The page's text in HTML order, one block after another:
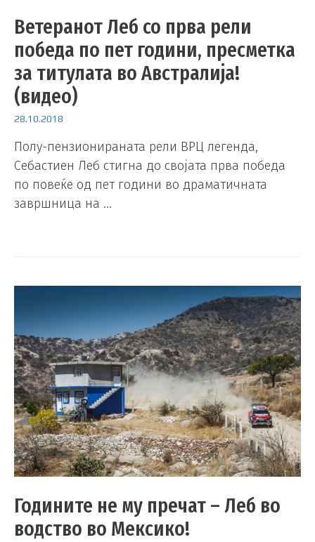
Ветеранот Леб со прва рели
победа по пет години, пресметка
за титулата во Австралија!
(видео)
28.10.2018
Полу-пензионираната рели ВРЦ легенда,
Себастиен Леб стигна до својата прва победа
по повеќе од пет години во драматичната
завршница на …
Годините не му пречат – Леб во
водство во Мексико!